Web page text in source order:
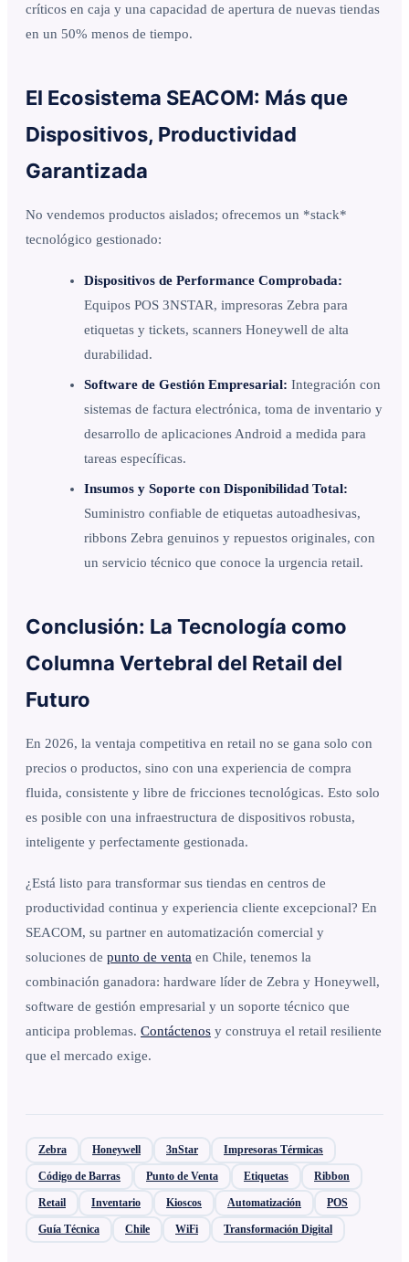
críticos en caja y una capacidad de apertura de nuevas tiendas
en un 50% menos de tiempo.
El Ecosistema SEACOM: Más que
Dispositivos, Productividad
Garantizada
No vendemos productos aislados; ofrecemos un *stack*
tecnológico gestionado:
Dispositivos de Performance Comprobada:
Equipos POS 3NSTAR, impresoras Zebra para
etiquetas y tickets, scanners Honeywell de alta
durabilidad.
Software de Gestión Empresarial: Integración con
sistemas de factura electrónica, toma de inventario y
desarrollo de aplicaciones Android a medida para
tareas específicas.
Insumos y Soporte con Disponibilidad Total:
Suministro confiable de etiquetas autoadhesivas,
ribbons Zebra genuinos y repuestos originales, con
un servicio técnico que conoce la urgencia retail.
Conclusión: La Tecnología como
Columna Vertebral del Retail del
Futuro
En 2026, la ventaja competitiva en retail no se gana solo con
precios o productos, sino con una experiencia de compra
fluida, consistente y libre de fricciones tecnológicas. Esto solo
es posible con una infraestructura de dispositivos robusta,
inteligente y perfectamente gestionada.
¿Está listo para transformar sus tiendas en centros de
productividad continua y experiencia cliente excepcional? En
SEACOM, su partner en automatización comercial y
soluciones de punto de venta en Chile, tenemos la
combinación ganadora: hardware líder de Zebra y Honeywell,
software de gestión empresarial y un soporte técnico que
anticipa problemas. Contáctenos y construya el retail resiliente
que el mercado exige.
Zebra Honeywell 3nStar Impresoras Térmicas
Código de Barras Punto de Venta Etiquetas Ribbon
Retail Inventario Kioscos Automatización POS
Guía Técnica Chile WiFi Transformación Digital